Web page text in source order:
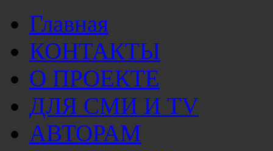
Главная
КОНТАКТЫ
О ПРОЕКТЕ
ДЛЯ СМИ И TV
АВТОРАМ